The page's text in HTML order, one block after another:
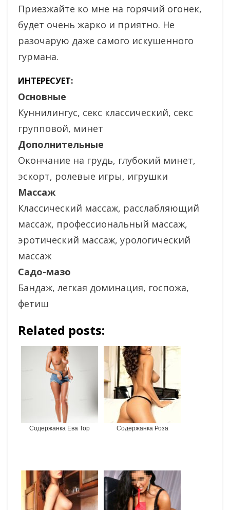
Приезжайте ко мне на горячий огонек,
будет очень жарко и приятно. Не
разочарую даже самого искушенного
гурмана.
ИНТЕРЕСУЕТ:
Основные
Куннилингус, секс классический, секс
групповой, минет
Дополнительные
Окончание на грудь, глубокий минет,
эскорт, ролевые игры, игрушки
Массаж
Классический массаж, расслабляющий
массаж, профессиональный массаж,
эротический массаж, урологический
массаж
Садо-мазо
Бандаж, легкая доминация, госпожа,
фетиш
Related posts:
Содержанка Ева Top Содержанка Роза